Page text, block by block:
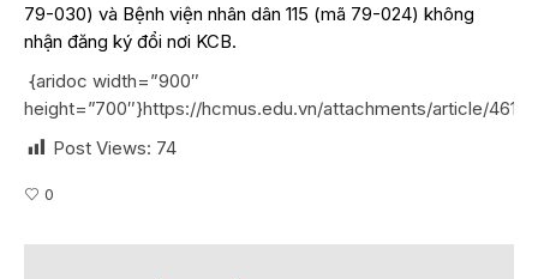
79-030) và Bệnh viện nhân dân 115 (mã 79-024) không
nhận đăng ký đổi nơi KCB.
{aridoc width=”900″
height=”700″}https://hcmus.edu.vn/attachments/article/
Post Views: 74
0